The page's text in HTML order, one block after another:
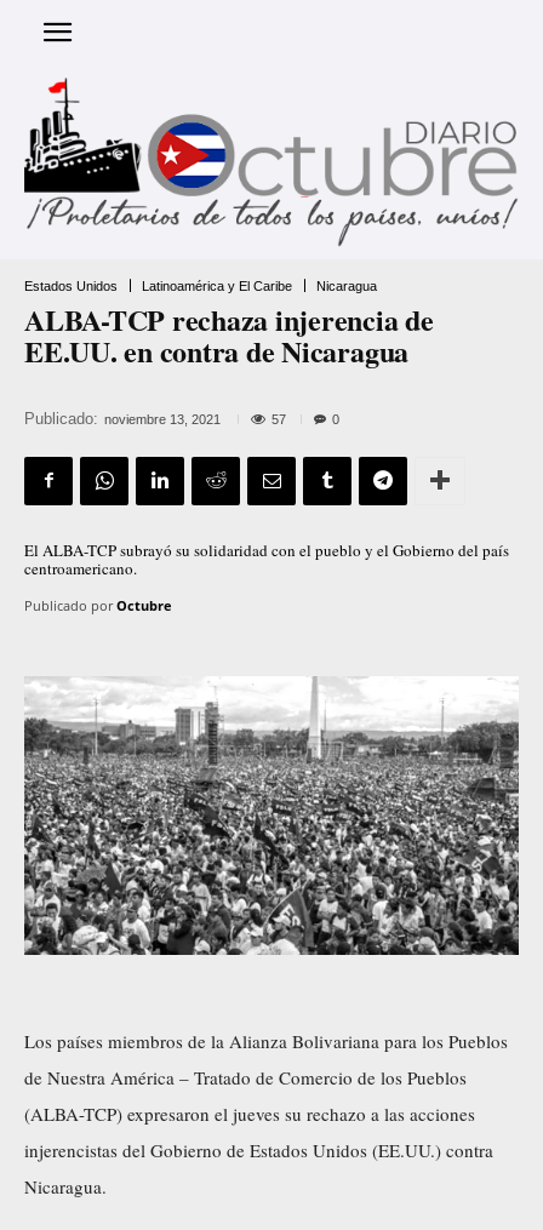
Estados Unidos Latinoamérica y El Caribe Nicaragua
ALBA-TCP rechaza injerencia de
EE.UU. en contra de Nicaragua
Publicado: noviembre 13, 2021 57 0
El ALBA-TCP subrayó su solidaridad con el pueblo y el Gobierno del país
centroamericano.
Publicado por Octubre
Los países miembros de la Alianza Bolivariana para los Pueblos
de Nuestra América – Tratado de Comercio de los Pueblos
(ALBA-TCP) expresaron el jueves su rechazo a las acciones
injerencistas del Gobierno de Estados Unidos (EE.UU.) contra
Nicaragua.